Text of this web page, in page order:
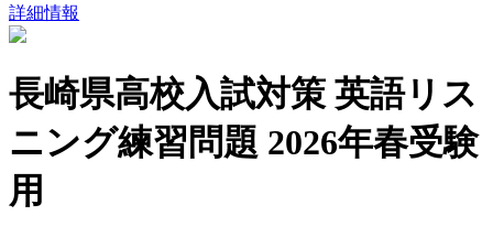
詳細情報
長崎県高校入試対策 英語リス
ニング練習問題 2026年春受験
用